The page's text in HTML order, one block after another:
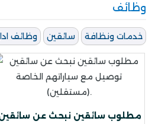
وظائف
خدمات ونظافة سائقين وظائف
مطلوب سائقين نبحث عن